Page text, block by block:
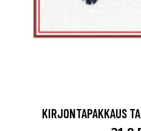
KIRJONTAPAKKAUS